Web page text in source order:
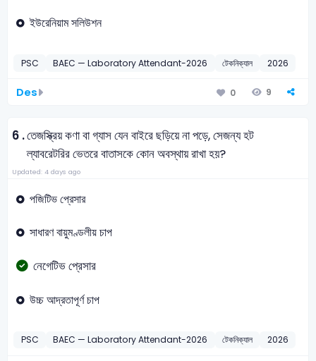
ইউরেনিয়াম সলিউশন
PSC BAEC — Laboratory Attendant-2026 টেকনিক্যাল 2026
Des 0 9
6 .তেজস্ক্রিয় কণা বা গ্যাস যেন বাইরে ছড়িয়ে না পড়ে, সেজন্য হট
ল্যাবরেটরির ভেতরে বাতাসকে কোন অবস্থায় রাখা হয়?
Updated: 4 days ago
পজিটিভ প্রেসার
সাধারণ বায়ুমণ্ডলীয় চাপ
নেগেটিভ প্রেসার
উচ্চ আদ্রতাপূর্ণ চাপ
PSC BAEC — Laboratory Attendant-2026 টেকনিক্যাল 2026